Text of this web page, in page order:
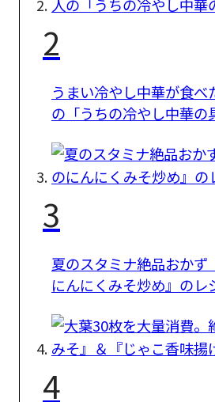
2
うまい冷やし中華が食
の「うちの冷やし中華の
3
夏のスタミナ絶品おかず
にんにくみそ炒め』のレ
4